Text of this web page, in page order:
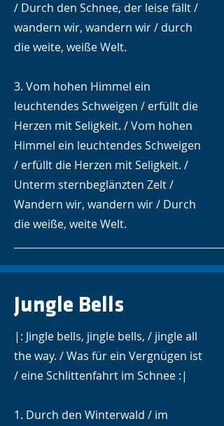
/ Durch den Schnee, der leise fällt /
wandern wir, wandern wir / durch
die weite, weiße Welt.
3. Vom hohen Himmel ein
leuchtendes Schweigen / erfüllt die
Herzen mit Seligkeit. / Vom hohen
Himmel ein leuchtendes Schweigen
/ erfüllt die Herzen mit Seligkeit. /
Unterm sternbeglänzten Zelt /
Wandern wir, wandern wir / Durch
die weiße, weite Welt.
Jungle Bells
|: Jingle bells, jingle bells, / jingle all
the way. / Was für ein Vergnügen ist
/ eine Schlittenfahrt im Schnee :|
1. Durch den Winterwald / im